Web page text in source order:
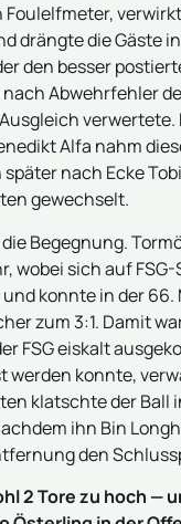
drängte die
den besser
Abwehrfehler
Alfa nahm
nach Ecke
gewechselt.
Begegnung.
wobei sich auf
konnte in der
zum 3:1. Damit
FSG eiskalt
werden konnte,
klatschte der
ihn Bin
den
2 Tore zu hoch —